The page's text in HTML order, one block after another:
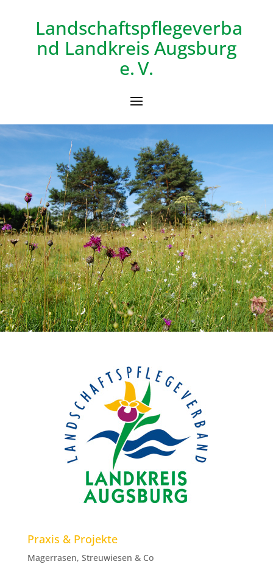
Landschaftspflegeverba
nd Landkreis Augsburg
e. V.
Praxis & Projekte
Magerrasen, Streuwiesen & Co